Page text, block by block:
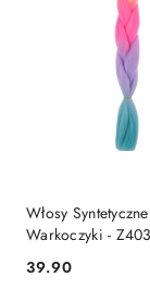
Włosy
Warkoczyki -
Cena:
39.90